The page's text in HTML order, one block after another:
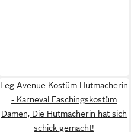
Leg Avenue Kostüm Hutmacherin
- Karneval Faschingskostüm
Damen, Die Hutmacherin hat sich
schick gemacht!